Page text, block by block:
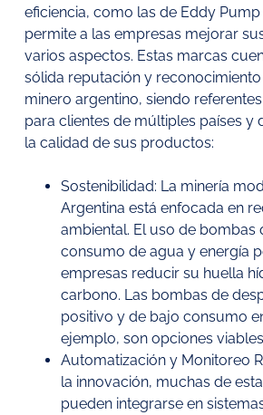
eficiencia, como las de Eddy Pump
permite a las empresas mejorar
varios aspectos. Estas marcas
sólida reputación y
minero argentino, siendo
para clientes de múltiples países y
la calidad de sus productos:
Sostenibilidad: La minería
Argentina está enfocada en
ambiental. El uso de bombas
consumo de agua y energía
empresas reducir su huella
carbono. Las bombas de
positivo y de bajo consumo
ejemplo, son opciones
Automatización y Monitoreo
la innovación, muchas de
pueden integrarse en